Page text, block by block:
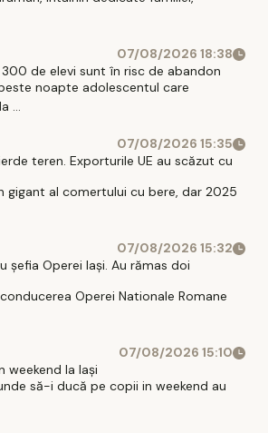
07/08/2026 18:38
de elevi sunt în risc de abandon
noapte adolescentul care
...
07/08/2026 15:35
teren. Exporturile UE au scăzut cu
gigant al comertului cu bere, dar 2025
07/08/2026 15:32
șefia Operei Iași. Au rămas doi
Operei Nationale Romane
07/08/2026 15:10
weekend la Iași
să-i ducă pe copii in weekend au